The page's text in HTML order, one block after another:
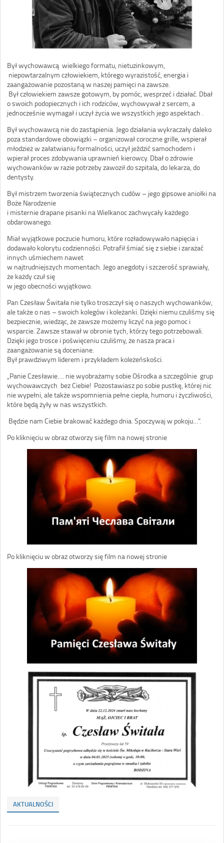
Był wychowawcą wielkiego formatu, nietuzinkowym,
niepowtarzalnym człowiekiem, którego wyrazistość, energia i
zaangażowanie pozostaną w naszej pamięci na zawsze.
Był człowiekiem zawsze gotowym, by pomóc, wesprzeć i działać. Dbał
o swoich podopiecznych i ich rodziców, wychowywał z sercem, a
jednocześnie wymagał i uczył życia we wszystkich jego aspektach .
Był wychowawcą nie do zastąpienia. Jego działania wykraczały daleko
poza standardowe obowiązki – organizował coroczne grille, wspierał
młodzież w załatwianiu formalności, uczył jeździć samochodem i
wpierał proces zdobywania uprawnień kierowcy. Dbał o zdrowie
wychowanków w razie potrzeby zawoził do szpitala, do lekarza, do
dentysty.
Był mistrzem tworzenia świątecznych cudów – jego gipsowe aniołki na
Boże Narodzenie
i misternie drapane pisanki na Wielkanoc zachwycały każdego
obdarowanego.
Miał wyjątkowe poczucie humoru, które rozładowywało napięcia i
dodawało kolorytu codzienności. Potrafił śmiać się z siebie i zarażać
innych uśmiechem nawet
w najtrudniejszych momentach. Jego anegdoty i szczerość sprawiały,
że każdy czuł się
w jego obecności wyjątkowo.
Pan Czesław Świtała nie tylko troszczył się o naszych wychowanków,
ale także o nas – swoich kolegów i koleżanki. Dzięki niemu czuliśmy się
bezpiecznie, wiedząc, że zawsze możemy liczyć na jego pomoc i
wsparcie. Zawsze stawał w obronie tych, którzy tego potrzebowali.
Dzięki jego trosce i poświęceniu czuliśmy, że nasza praca i
zaangażowanie są doceniane.
Był prawdziwym liderem i przykładem koleżeńskości.
„Panie Czesławie…. nie wyobrażamy sobie Ośrodka a szczególnie grup
wychowawczych bez Ciebie! Pozostawiasz po sobie pustkę, której nic
nie wypełni, ale także wspomnienia pełne ciepła, humoru i życzliwości,
które będą żyły w nas wszystkich.
Będzie nam Ciebie brakować każdego dnia. Spoczywaj w pokoju…”.
Po kliknięciu w obraz otworzy się film na nowej stronie
Po kliknięciu w obraz otworzy się film na nowej stronie
AKTUALNOŚCI